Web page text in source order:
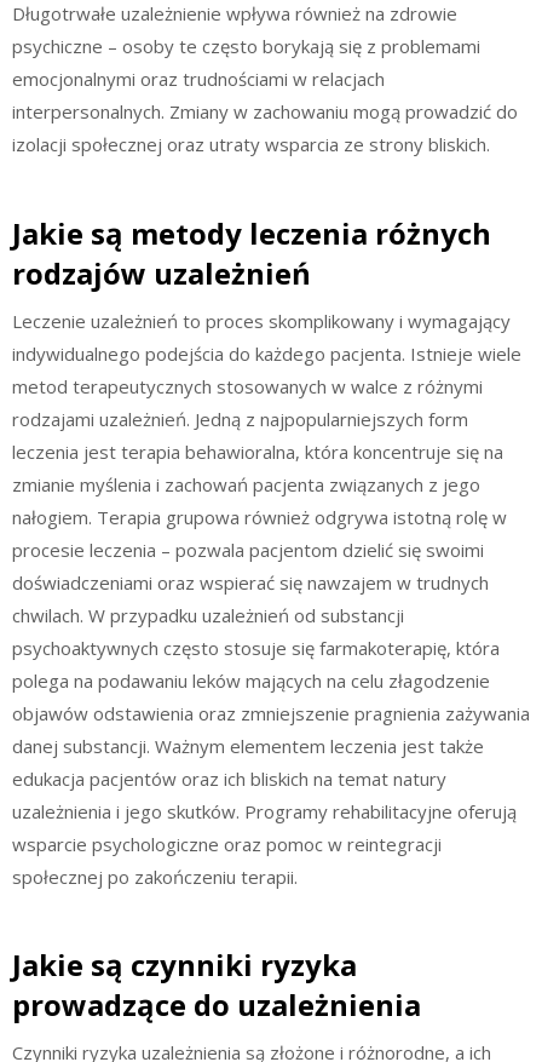
Długotrwałe uzależnienie wpływa również na zdrowie
psychiczne – osoby te często borykają się z problemami
emocjonalnymi oraz trudnościami w relacjach
interpersonalnych. Zmiany w zachowaniu mogą prowadzić do
izolacji społecznej oraz utraty wsparcia ze strony bliskich.
Jakie są metody leczenia różnych
rodzajów uzależnień
Leczenie uzależnień to proces skomplikowany i wymagający
indywidualnego podejścia do każdego pacjenta. Istnieje wiele
metod terapeutycznych stosowanych w walce z różnymi
rodzajami uzależnień. Jedną z najpopularniejszych form
leczenia jest terapia behawioralna, która koncentruje się na
zmianie myślenia i zachowań pacjenta związanych z jego
nałogiem. Terapia grupowa również odgrywa istotną rolę w
procesie leczenia – pozwala pacjentom dzielić się swoimi
doświadczeniami oraz wspierać się nawzajem w trudnych
chwilach. W przypadku uzależnień od substancji
psychoaktywnych często stosuje się farmakoterapię, która
polega na podawaniu leków mających na celu złagodzenie
objawów odstawienia oraz zmniejszenie pragnienia zażywania
danej substancji. Ważnym elementem leczenia jest także
edukacja pacjentów oraz ich bliskich na temat natury
uzależnienia i jego skutków. Programy rehabilitacyjne oferują
wsparcie psychologiczne oraz pomoc w reintegracji
społecznej po zakończeniu terapii.
Jakie są czynniki ryzyka
prowadzące do uzależnienia
Czynniki ryzyka uzależnienia są złożone i różnorodne, a ich